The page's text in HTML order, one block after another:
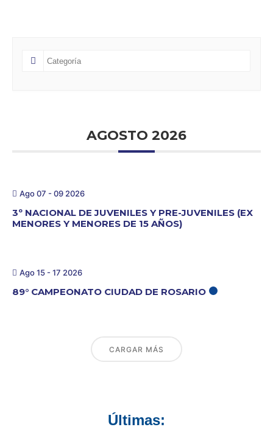
AGOSTO 2026
Ago 07 - 09 2026
3º NACIONAL DE JUVENILES Y PRE-JUVENILES (EX
MENORES Y MENORES DE 15 AÑOS)
Ago 15 - 17 2026
89° CAMPEONATO CIUDAD DE ROSARIO
CARGAR MÁS
Últimas: